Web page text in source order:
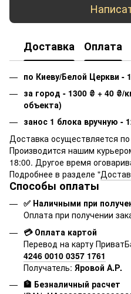
Доставка Оплата
по Киеву/Белой Церкви -
за город - 1300 ₴ + 40 ₴/
объекта)
занос 1 блока вручную -
Доставка осуществляется
Производится нашим
18:00. Другое время
Подробнее в разделе "
Способы оплаты
✅ Наличными при
Оплата при получении
💳 Оплата картой
Перевод на карту
4246 0010 0357 1761
Получатель: Яровой А.Р.
🏦 Безналичный расчет